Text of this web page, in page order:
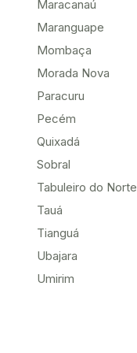
Maracanaú
Maranguape
Mombaça
Morada Nova
Paracuru
Pecém
Quixadá
Sobral
Tabuleiro do Norte
Tauá
Tianguá
Ubajara
Umirim